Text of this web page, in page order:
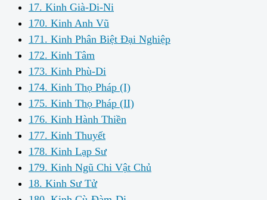
17. Kinh Già-Di-Ni
170. Kinh Anh Vũ
171. Kinh Phân Biệt Đại Nghiệp
172. Kinh Tâm
173. Kinh Phù-Di
174. Kinh Thọ Pháp (I)
175. Kinh Thọ Pháp (II)
176. Kinh Hành Thiền
177. Kinh Thuyết
178. Kinh Lạp Sư
179. Kinh Ngũ Chi Vật Chủ
18. Kinh Sư Tử